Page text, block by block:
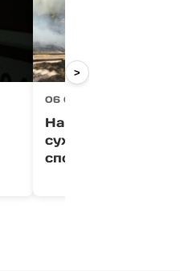
06 Серпня 2026 +03:00
На Хустщині
сухостою згоріла
споруда
>